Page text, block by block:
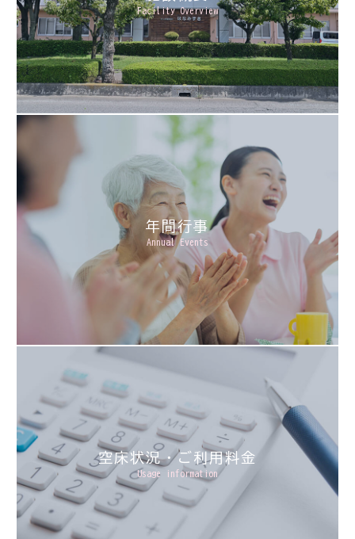
Facility Overview
年間行事
Annual Events
空床状況・ご利用料金
Usage information